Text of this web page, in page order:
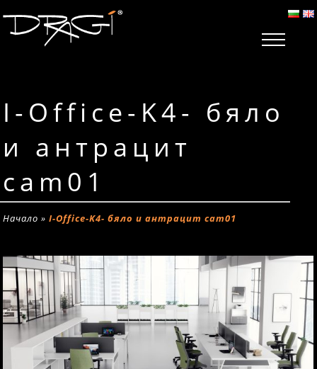
I-Office-K4- бяло
и антрацит
cam01
Начало »I-Office-K4- бяло и антрацит cam01